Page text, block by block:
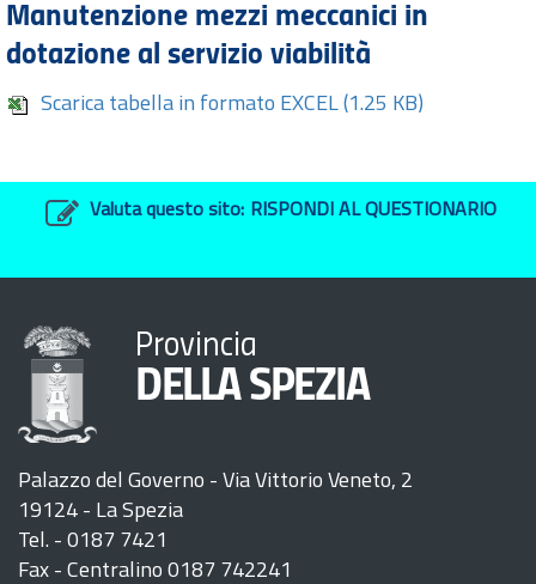
Manutenzione mezzi meccanici in
dotazione al servizio viabilità
Scarica tabella in formato EXCEL (1.25 KB)
Valuta questo sito: RISPONDI AL QUESTIONARIO
Provincia
DELLA SPEZIA
Palazzo del Governo - Via Vittorio Veneto, 2
19124 - La Spezia
Tel. - 0187 7421
Fax - Centralino 0187 742241